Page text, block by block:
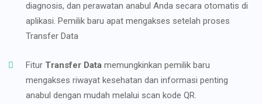
diagnosis, dan perawatan anabul Anda secara otomatis di
aplikasi. Pemilik baru apat mengakses setelah proses
Transfer Data
Fitur Transfer Data memungkinkan pemilik baru
mengakses riwayat kesehatan dan informasi penting
anabul dengan mudah melalui scan kode QR.